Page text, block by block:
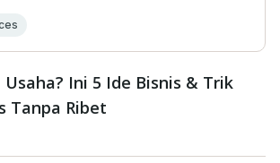
Ini 5 Ide Bisnis & Trik
Tanpa Ribet